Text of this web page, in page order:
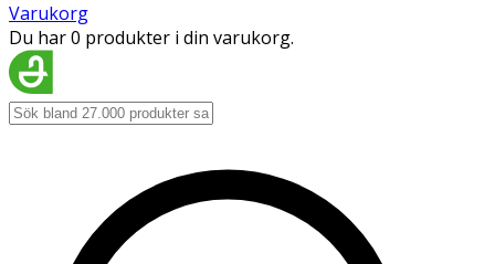
Varukorg
Du har 0 produkter i din varukorg.